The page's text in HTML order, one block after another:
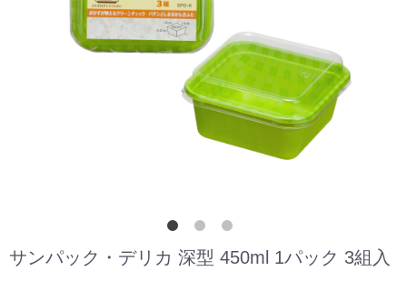
サンパック・デリカ 深型 450ml 1パック 3組入